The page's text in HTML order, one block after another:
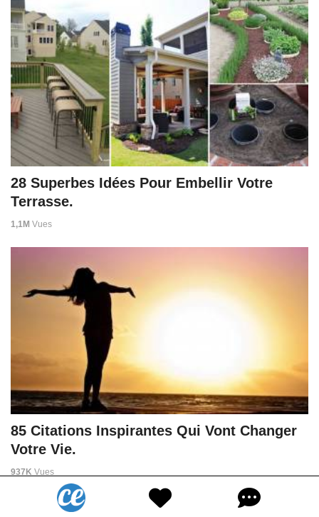
28 Superbes Idées Pour Embellir Votre
Terrasse.
1,1M Vues
85 Citations Inspirantes Qui Vont Changer
Votre Vie.
937K Vues